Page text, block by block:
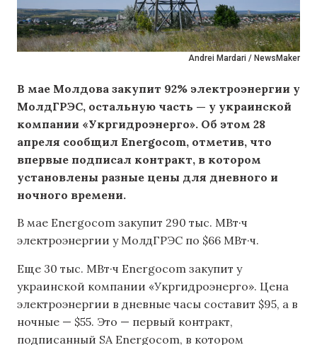
Andrei Mardari / NewsMaker
В мае Молдова закупит 92% электроэнергии у
МолдГРЭС, остальную часть — у украинской
компании «Укргидроэнерго». Об этом 28
апреля сообщил Energocom, отметив, что
впервые подписал контракт, в котором
установлены разные цены для дневного и
ночного времени.
В мае Energocom закупит 290 тыс. МВт·ч
электроэнергии у МолдГРЭС по $66 МВт·ч.
Еще 30 тыс. МВт·ч Energocom закупит у
украинской компании «Укргидроэнерго». Цена
электроэнергии в дневные часы составит $95, а в
ночные — $55. Это — первый контракт,
подписанный SA Energocom, в котором